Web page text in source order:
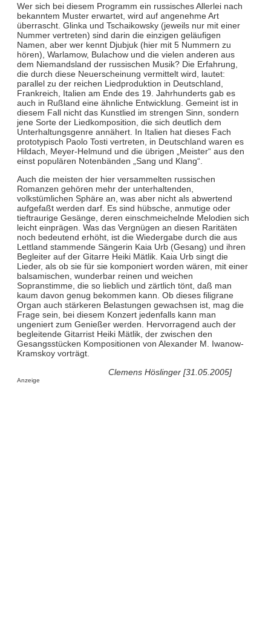
Wer sich bei diesem Programm ein russisches Allerlei nach
bekanntem Muster erwartet, wird auf angenehme Art
überrascht. Glinka und Tschaikowsky (jeweils nur mit einer
Nummer vertreten) sind darin die einzigen geläufigen
Namen, aber wer kennt Djubjuk (hier mit 5 Nummern zu
hören), Warlamow, Bulachow und die vielen anderen aus
dem Niemandsland der russischen Musik? Die Erfahrung,
die durch diese Neuerscheinung vermittelt wird, lautet:
parallel zu der reichen Liedproduktion in Deutschland,
Frankreich, Italien am Ende des 19. Jahrhunderts gab es
auch in Rußland eine ähnliche Entwicklung. Gemeint ist in
diesem Fall nicht das Kunstlied im strengen Sinn, sondern
jene Sorte der Liedkomposition, die sich deutlich dem
Unterhaltungsgenre annähert. In Italien hat dieses Fach
prototypisch Paolo Tosti vertreten, in Deutschland waren es
Hildach, Meyer-Helmund und die übrigen „Meister“ aus den
einst populären Notenbänden „Sang und Klang“.
Auch die meisten der hier versammelten russischen
Romanzen gehören mehr der unterhaltenden,
volkstümlichen Sphäre an, was aber nicht als abwertend
aufgefaßt werden darf. Es sind hübsche, anmutige oder
tieftraurige Gesänge, deren einschmeichelnde Melodien sich
leicht einprägen. Was das Vergnügen an diesen Raritäten
noch bedeutend erhöht, ist die Wiedergabe durch die aus
Lettland stammende Sängerin Kaia Urb (Gesang) und ihren
Begleiter auf der Gitarre Heiki Mätlik. Kaia Urb singt die
Lieder, als ob sie für sie komponiert worden wären, mit einer
balsamischen, wunderbar reinen und weichen
Sopranstimme, die so lieblich und zärtlich tönt, daß man
kaum davon genug bekommen kann. Ob dieses filigrane
Organ auch stärkeren Belastungen gewachsen ist, mag die
Frage sein, bei diesem Konzert jedenfalls kann man
ungeniert zum Genießer werden. Hervorragend auch der
begleitende Gitarrist Heiki Mätlik, der zwischen den
Gesangsstücken Kompositionen von Alexander M. Iwanow-
Kramskoy vorträgt.
Clemens Höslinger [31.05.2005]
Anzeige